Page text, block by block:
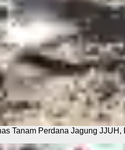
Tanam Perdana Jagung